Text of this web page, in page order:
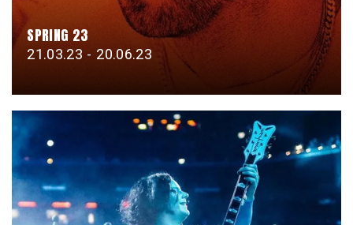
SPRING 23
21.03.23 - 20.06.23